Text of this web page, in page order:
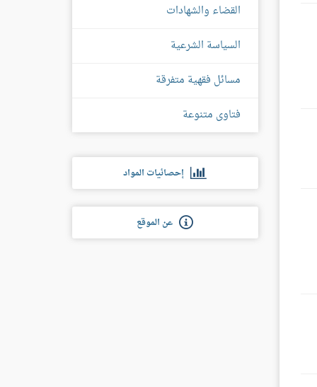
القضاء والشهادات
السياسة الشرعية
مسائل فقهية متفرقة
فتاوى متنوعة
إحصائيات المواد
عن الموقع